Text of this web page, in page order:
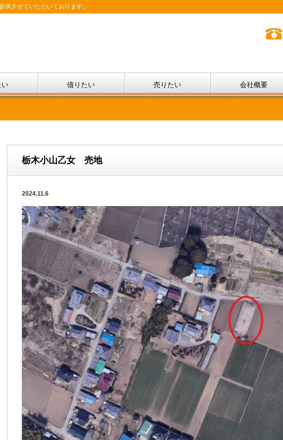
供させていただいております。
い 借りたい 売りたい 会社概要
栃木小山乙女 売地
2024.11.6